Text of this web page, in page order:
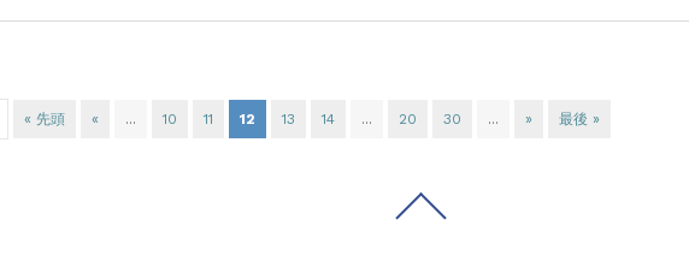
« 先頭 « ... 10 11 12 13 14 ... 20 30 ... » 最後 »